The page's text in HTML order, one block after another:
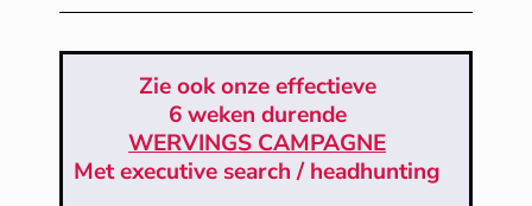
Zie ook onze effectieve
6 weken durende
WERVINGS CAMPAGNE
Met executive search / headhunting